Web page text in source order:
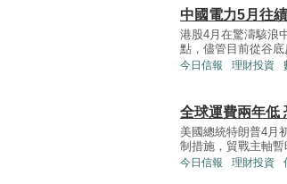
中國電力5月往
港股4月在驚濤駭浪
點，儘管目前從谷
今日信報 理財投資
全球運費兩年低
美國總統特朗普4月
制措施，貿戰主軸
今日信報 理財投資